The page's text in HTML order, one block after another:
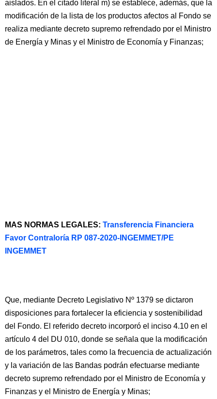
aislados. En el citado literal m) se establece, además, que la
modificación de la lista de los productos afectos al Fondo se
realiza mediante decreto supremo refrendado por el Ministro
de Energía y Minas y el Ministro de Economía y Finanzas;
MAS NORMAS LEGALES: Transferencia Financiera
Favor Contraloría RP 087-2020-INGEMMET/PE
INGEMMET
Que, mediante Decreto Legislativo Nº 1379 se dictaron
disposiciones para fortalecer la eficiencia y sostenibilidad
del Fondo. El referido decreto incorporó el inciso 4.10 en el
artículo 4 del DU 010, donde se señala que la modificación
de los parámetros, tales como la frecuencia de actualización
y la variación de las Bandas podrán efectuarse mediante
decreto supremo refrendado por el Ministro de Economía y
Finanzas y el Ministro de Energía y Minas;